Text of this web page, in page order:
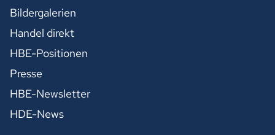
Bildergalerien
Handel direkt
HBE-Positionen
Presse
HBE-Newsletter
HDE-News